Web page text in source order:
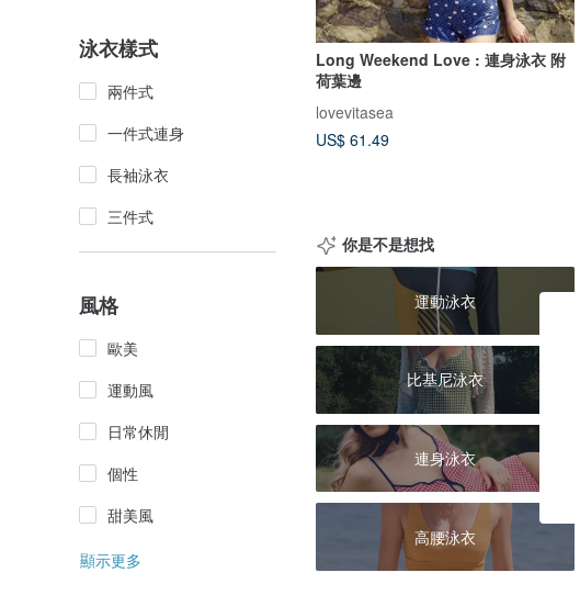
泳衣樣式
兩件式
一件式連身
長袖泳衣
三件式
風格
歐美
運動風
日常休閒
個性
甜美風
顯示更多
Long Weekend Love : 連身泳衣 附
荷葉邊
lovevitasea
US$ 61.49
你是不是想找
運動泳衣
比基尼泳衣
連身泳衣
高腰泳衣